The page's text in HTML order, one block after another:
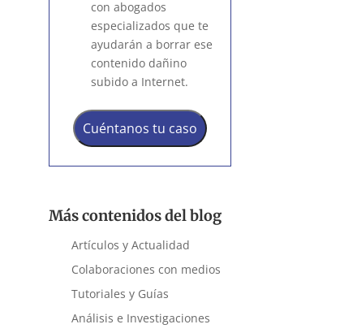
con abogados
especializados que te
ayudarán a borrar ese
contenido dañino
subido a Internet.
Cuéntanos tu caso
Más contenidos del blog
Artículos y Actualidad
Colaboraciones con medios
Tutoriales y Guías
Análisis e Investigaciones